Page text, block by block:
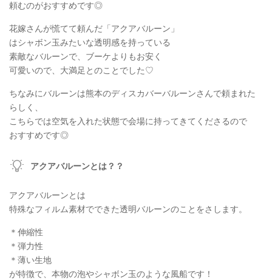
頼むのがおすすめです◎
花嫁さんが慌てて頼んだ「アクアバルーン」
はシャボン玉みたいな透明感を持っている
素敵なバルーンで、ブーケよりもお安く
可愛いので、大満足とのことでした♡
ちなみにバルーンは熊本のディスカバーバルーンさんで頼まれた
らしく、
こちらでは空気を入れた状態で会場に持ってきてくださるので
おすすめです◎
アクアバルーンとは？？
アクアバルーンとは
特殊なフィルム素材でできた透明バルーンのことをさします。
＊伸縮性
＊弾力性
＊薄い生地
が特徴で、本物の泡やシャボン玉のような風船です！